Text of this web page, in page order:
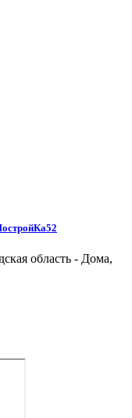
область - Дома,